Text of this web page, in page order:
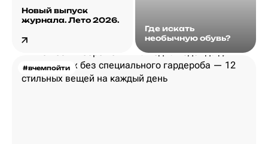
Новый выпуск
журнала. Лето 2026.
Где искать
необычную обувь?
#вчемпойти